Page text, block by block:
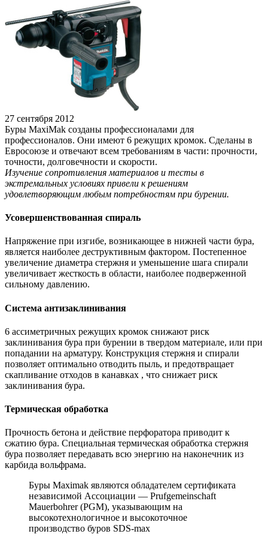
27 сентября 2012
Буры MaxiMak созданы профессионалами для
профессионалов. Они имеют 6 режущих кромок. Сделаны в
Евросоюзе и отвечают всем требованиям в части: прочности,
точности, долговечности и скорости.
Изучение сопротивления материалов и тесты в
экстремальных условиях привели к решениям
удовлетворяющим любым потребностям при бурении.
Усовершенствованная спираль
Напряжение при изгибе, возникающее в нижней части бура,
является наиболее деструктивным фактором. Постепенное
увеличение диаметра стержня и уменьшение шага спирали
увеличивает жесткость в области, наиболее подверженной
сильному давлению.
Система антизаклинивания
6 ассиметричных режущих кромок снижают риск
заклинивания бура при бурении в твердом материале, или при
попадании на арматуру. Конструкция стержня и спирали
позволяет оптимально отводить пыль, и предотвращает
скапливание отходов в канавках , что снижает риск
заклинивания бура.
Термическая обработка
Прочность бетона и действие перфоратора приводит к
сжатию бура. Специальная термическая обработка стержня
бура позволяет передавать всю энергию на наконечник из
карбида вольфрама.
Буры Maximak являются обладателем сертификата
независимой Ассоциации — Prufgemeinschaft
Mauerbohrer (PGM), указывающим на
высокотехнологичное и высокоточное
производство буров SDS-max